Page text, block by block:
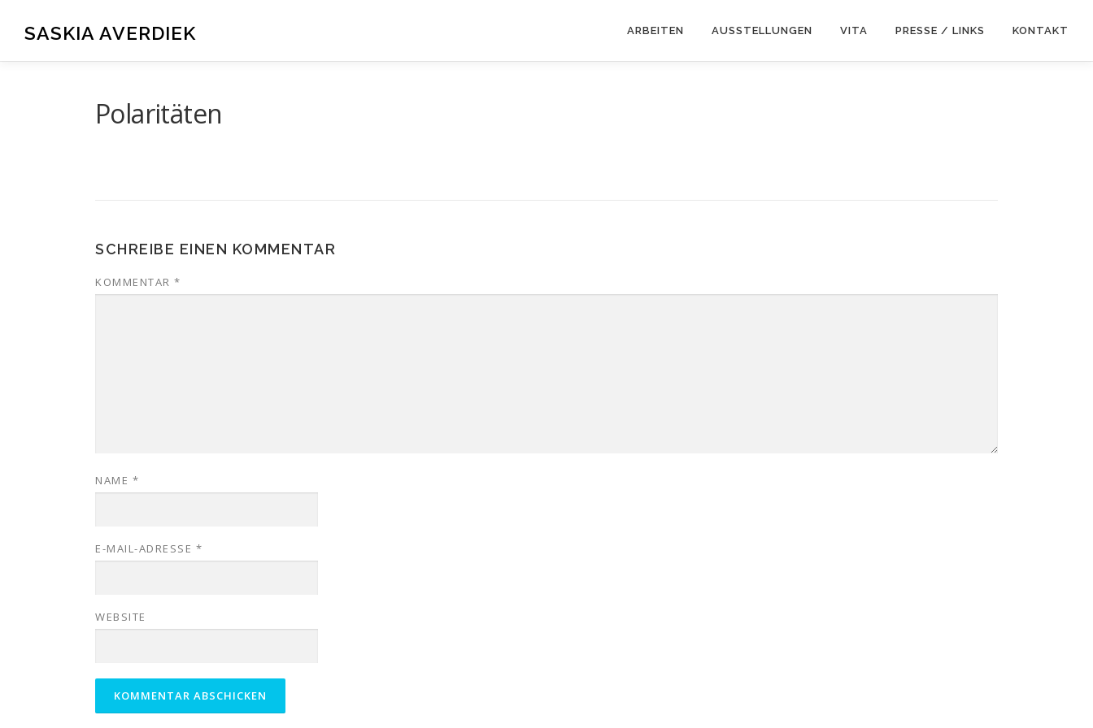
InhaltSASKIA AVERDIEK ARBEITEN AUSSTELLUNGEN VITA PRESSE / LINKS KONTAKT
Polaritäten
SCHREIBE EINEN KOMMENTAR
KOMMENTAR *
NAME *
E-MAIL-ADRESSE *
WEBSITE